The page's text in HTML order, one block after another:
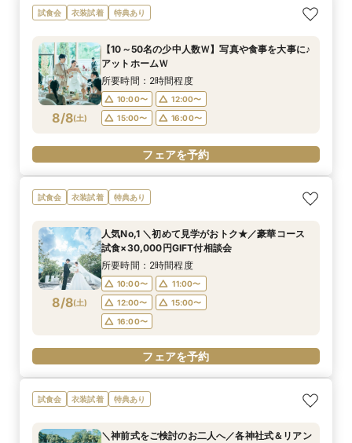
試食会 衣装試着 特典あり
8/8(土)
【10～50名の少中人数Ｗ】写真や食事を大事に♪
アットホームＷ
所要時間：2時間程度
10:00〜
12:00〜
15:00〜
16:00〜
フェアを予約
試食会 衣装試着 特典あり
8/8(土)
人気No,1 ＼初めて見学がおトク★／豪華コース
試食×30,000円GIFT付相談会
所要時間：2時間程度
10:00〜
11:00〜
12:00〜
15:00〜
16:00〜
フェアを予約
試食会 衣装試着 特典あり
＼神前式をご検討のお二人へ／各神社式＆リアン